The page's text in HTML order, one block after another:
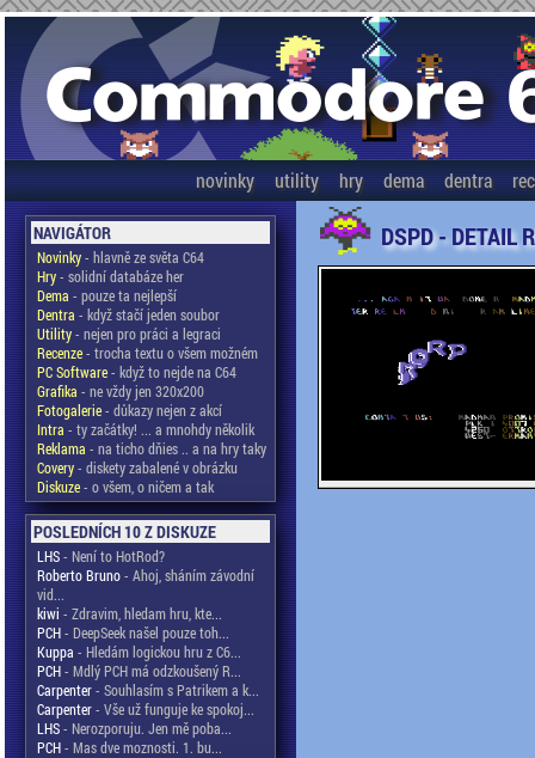
novinky utility hry dema dentra
NAVIGÁTOR
Novinky- hlavně ze světa C64
Hry- solidní databáze her
Dema - pouze ta nejlepší
Dentra - když stačí jeden soubor
Utility- nejen pro práci a legraci
Recenze- trocha textu o všem možném
PC Software- když to nejde na C64
Grafika - ne vždy jen 320x200
Fotogalerie- důkazy nejen z akcí
Intra - ty začátky! ... a mnohdy několik
Reklama - na ticho dňies .. a na hry taky
Covery- diskety zabalené v obrázku
Diskuze- o všem, o ničem a tak
POSLEDNÍCH 10 Z DISKUZE
LHS- Není to HotRod?
Roberto Bruno- Ahoj, sháním závodní
vid...
kiwi - Zdravim, hledam hru, kte...
PCH- DeepSeek našel pouze toh...
Kuppa - Hledám logickou hru z C6...
PCH- Mdlý PCH má odzkoušený R...
Carpenter- Souhlasím s Patrikem a k...
Carpenter- Vše už funguje ke spokoj...
LHS- Nerozporuju. Jen mě poba...
PCH- Mas dve moznosti. 1. bu...
DSPD - DETAIL